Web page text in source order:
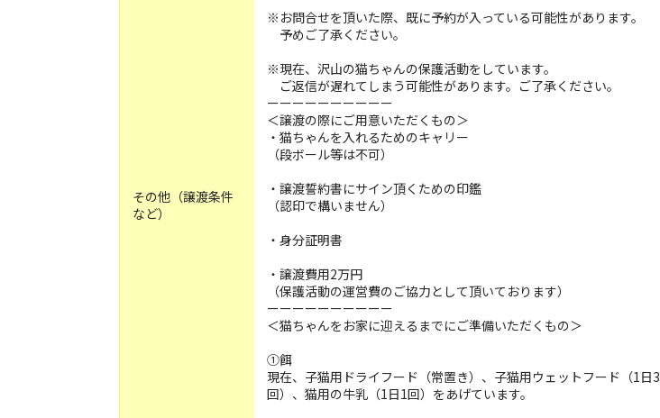
その他（譲渡条件
など）
※お問合せを頂いた際、既に予約が入っている可能性があります。
予めご了承ください。
※現在、沢山の猫ちゃんの保護活動をしています。
ご返信が遅れてしまう可能性があります。ご了承ください。
ーーーーーーーーーー
＜譲渡の際にご用意いただくもの＞
・猫ちゃんを入れるためのキャリー
（段ボール等は不可）
・譲渡誓約書にサイン頂くための印鑑
（認印で構いません）
・身分証明書
・譲渡費用2万円
（保護活動の運営費のご協力として頂いております）
ーーーーーーーーーー
＜猫ちゃんをお家に迎えるまでにご準備いただくもの＞
①餌
現在、子猫用ドライフード（常置き）、子猫用ウェットフード（1日3
回）、猫用の牛乳（1日1回）をあげています。